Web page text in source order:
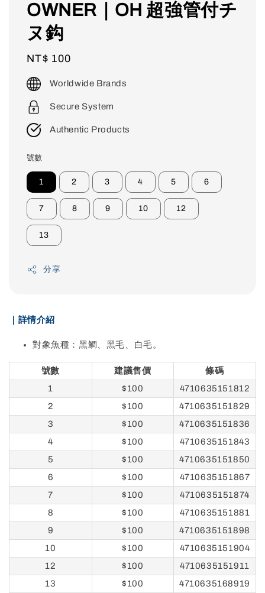
OWNER｜OH 超強管付チ
ヌ鈎
Regular
price
NT$ 100
Worldwide Brands
Secure System
Authentic Products
號數
1 2 3 4 5 6
7 8 9 10 12
13
分享
｜詳情介紹
對象魚種：黑鯛、黑毛、白毛。
號數 建議售價
條碼
1
$100
4710635151812
2
$100
4710635151829
3
$100
4710635151836
4
$100
4710635151843
5
$100
4710635151850
6
$100
4710635151867
7
$100
4710635151874
8
$100
4710635151881
9
$100
4710635151898
10
$100
4710635151904
12
$100
4710635151911
13
$100 4710635168919